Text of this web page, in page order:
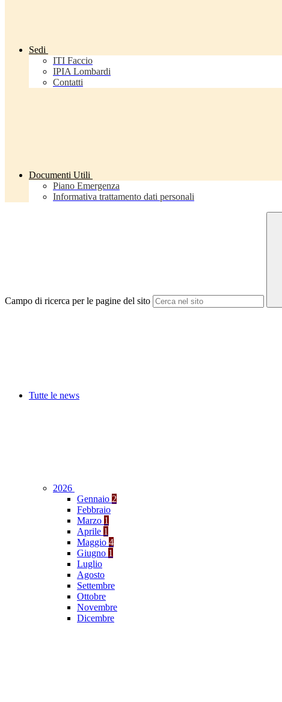
Sedi
ITI Faccio
IPIA Lombardi
Contatti
Documenti Utili
Piano Emergenza
Informativa trattamento dati personali
Campo di ricerca per le pagine del sito
Tutte le news
2026
Gennaio 2
Febbraio
Marzo 1
Aprile 1
Maggio 4
Giugno 1
Luglio
Agosto
Settembre
Ottobre
Novembre
Dicembre